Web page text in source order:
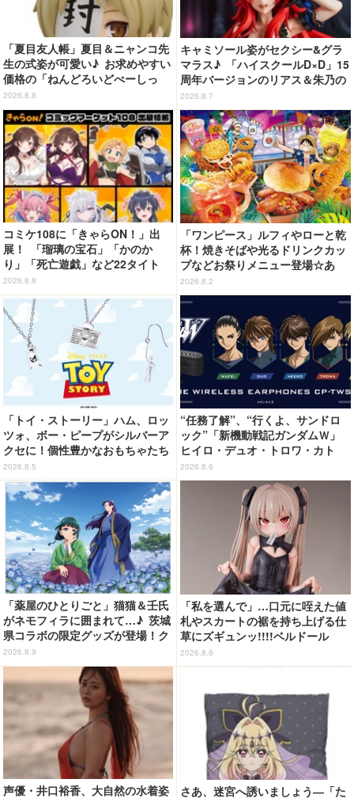
「夏目友人帳」夏目＆ニャンコ先
生の式姿が可愛い♪ お求めやすい
価格の「ねんどろいどべーしっ
く」から登場！ ちんまい二人が
並んだ姿にキュン☆
2026.8.8
キャミソール姿がセクシー&グラ
マラス♪ 「ハイスクールD×D」15
周年バージョンのリアス＆朱乃の
フィギュアがリニューアルパッケ
ージで登場！
2026.8.7
コミケ108に「きゃらON！」出
展！ 「瑠璃の宝石」「かのか
り」「死亡遊戯」など22タイト
ル・350種以上のグッズ販売
2026.8.8
「ワンピース」ルフィやローと乾
杯！焼きそばや光るドリンクカッ
プなどお祭りメニュー登場☆あ
の“麦わら帽子”もグッズ化!? 【U
SJ「ワンピース・プレミア・サマ
2026.8.2
「トイ・ストーリー」ハム、ロッ
ツォ、ボー・ピープがシルバーア
クセに！個性豊かなおもちゃたち
をオシャレに身につけよう♪
2026.8.5
“任務了解”、“行くよ、サンドロ
ック”「新機動戦記ガンダムＷ」
ヒイロ・デュオ・トロワ・カト
ル・五飛の声がする…！ 新規録
り下ろしボイス搭載のワイヤレス
イヤホンが登場
2026.8.6
「薬屋のひとりごと」猫猫＆壬氏
がネモフィラに囲まれて…♪ 茨城
県コラボの限定グッズが登場！ク
リアファイルやポストカードなど
2026.8.9
「私を選んで」…口元に咥えた値
札やスカートの裾を持ち上げる仕
草にズギュンッ!!!!ベルドール
「ロゼ」がフィギュアで新登場
2026.8.8
声優・井口裕香、大自然の水着姿
さあ、迷宮へ誘いましょう―「た